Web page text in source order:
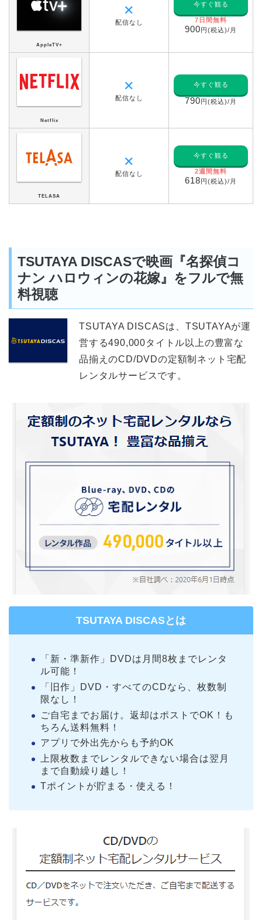
AppleTV+
✕
配信なし
今すぐ観る
7日間無料
900円(税込)/月
Netflix
✕
配信なし
今すぐ観る
790円(税込)/月
TELASA
✕
配信なし
今すぐ観る
2週間無料
618円(税込)/月
TSUTAYA DISCASで映画『名探偵コ
ナン ハロウィンの花嫁』をフルで無
料視聴
TSUTAYA DISCASは、TSUTAYAが運
営する490,000タイトル以上の豊富な
品揃えのCD/DVDの定額制ネット宅配
レンタルサービスです。
TSUTAYA DISCASとは
「新・準新作」DVDは月間8枚までレンタ
ル可能！
「旧作」DVD・すべてのCDなら、枚数制
限なし！
ご自宅までお届け。返却はポストでOK！も
ちろん送料無料！
アプリで外出先からも予約OK
上限枚数までレンタルできない場合は翌月
まで自動繰り越し！
Tポイントが貯まる・使える！